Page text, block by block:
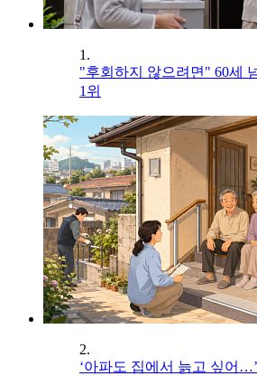
1.
"후회하지 않으려면" 60세
1위
2.
‘아파도 집에서 늙고 싶어